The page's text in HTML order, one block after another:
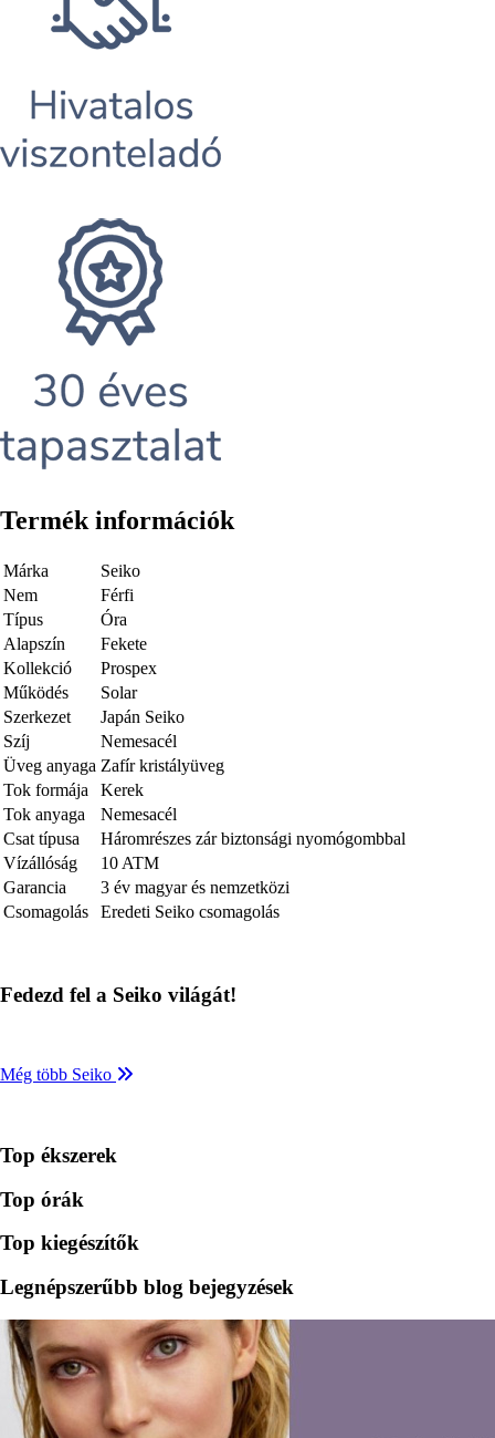
Termék információk
Márka
Seiko
Nem
Férfi
Típus
Óra
Alapszín
Fekete
Kollekció
Prospex
Működés
Solar
Szerkezet
Japán Seiko
Szíj
Nemesacél
Üveg anyaga Zafír kristályüveg
Tok formája
Kerek
Tok anyaga
Nemesacél
Csat típusa
Háromrészes zár biztonsági nyomógombbal
Vízállóság
10 ATM
Garancia
3 év magyar és nemzetközi
Csomagolás
Eredeti Seiko csomagolás
Fedezd fel a Seiko világát!
Még több Seiko
Top ékszerek
Top órák
Top kiegészítők
Legnépszerűbb blog bejegyzések